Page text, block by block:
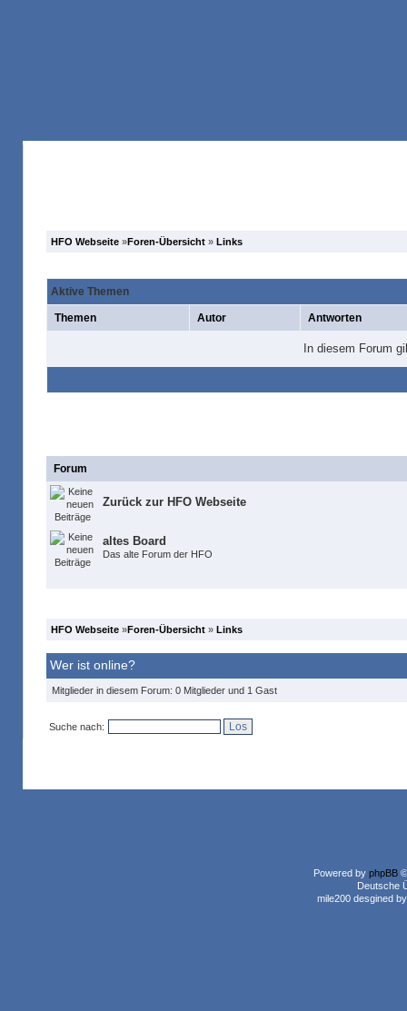
HFO Webseite »Foren-Übersicht » Links
Aktive Themen
Themen Autor Antworten
In diesem Forum
Forum
Zurück zur HFO Webseite
altes Board
Das alte Forum der HFO
HFO Webseite »Foren-Übersicht » Links
Wer ist online?
Mitglieder in diesem Forum: 0 Mitglieder und 1 Gast
Suche nach:
Powered by phpBB
Deutsche
mile200 desgined